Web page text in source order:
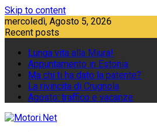
Skip to content
mercoledì, Agosto 5, 2026
Recent posts
Lunga vita alla Miura!
Appuntamento in Estonia
Ma chi ti ha dato la patente?
La rivincita di Crugnola
Agosto: traffico e vacanze